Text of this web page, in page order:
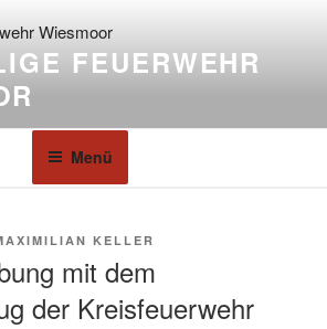
FEUERWEHR
Menü
KELLER
mit dem
der Kreisfeuerwehr